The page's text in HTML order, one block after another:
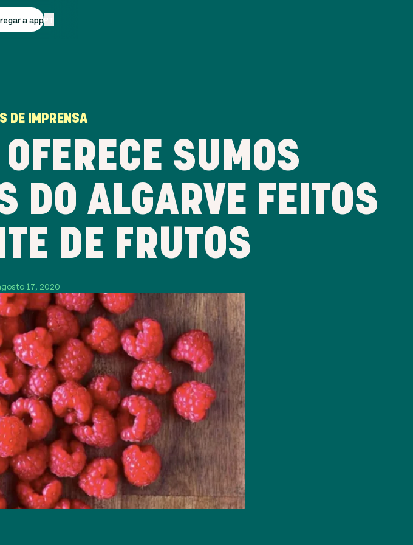
a app
DE IMPRENSA
OFERECE SUMOS
DO ALGARVE FEITOS
DE FRUTOS
17, 2020